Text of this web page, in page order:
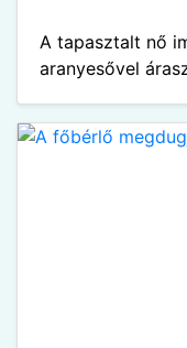
A tapasztalt nő
aranyesővel